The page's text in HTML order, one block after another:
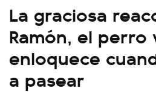
La graciosa
Ramón, el perro
enloquece
a pasear